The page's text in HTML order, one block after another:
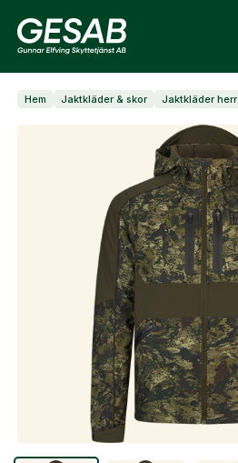
Ammunition
Utrustning
Jaktkläder & skor
Måltavlor
Vapen
Hem Jaktkläder & skor Jaktkläder herr